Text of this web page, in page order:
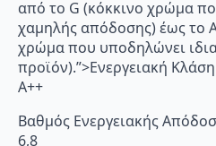
από το G (κόκκινο χρώμα
χαμηλής απόδοσης) έως το
χρώμα που υποδηλώνει
προϊόν).”>Ενεργειακή
A++
Βαθμός Ενεργειακής
6,8